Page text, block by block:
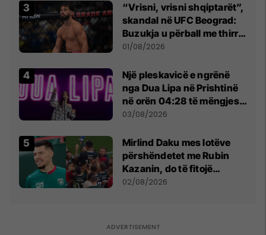
“Vrisni, vrisni shqiptarët”,
skandal në UFC Beograd:
Buzukja u përball me thirrje
anti-shqiptare nga
01/08/2026
Një pleskavicë e ngrënë
nga Dua Lipa në Prishtinë
në orën 04:28 të mëngjesit
- dhe bota digjitale serbe
03/08/2026
Mirlind Daku mes lotëve
përshëndetet me Rubin
Kazanin, do të fitojë
miliona te Spartak Moska
02/08/2026